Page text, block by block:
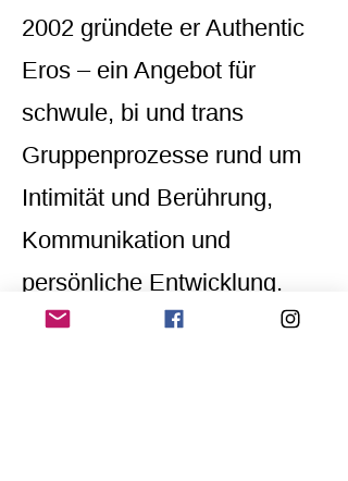
2002 gründete er Authentic
Eros – ein Angebot für
schwule, bi und trans
Gruppenprozesse rund um
Intimität und Berührung,
Kommunikation und
persönliche Entwicklung.